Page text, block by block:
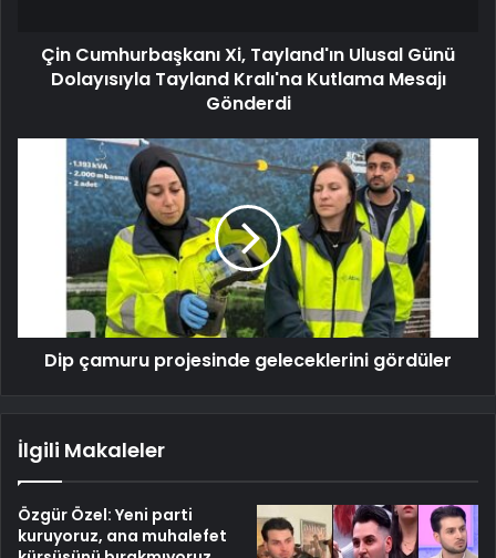
Çin Cumhurbaşkanı Xi, Tayland'ın Ulusal Günü
Dolayısıyla Tayland Kralı'na Kutlama Mesajı
Gönderdi
Dip çamuru projesinde geleceklerini gördüler
İlgili Makaleler
Özgür Özel: Yeni parti
kuruyoruz, ana muhalefet